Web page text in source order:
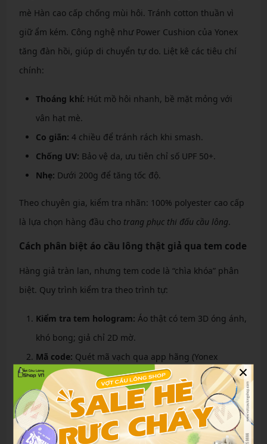
mè Hàn cao cấp chống mùi hôi. Tránh cotton thuần vì
giữ ẩm kém. Công nghệ như Power Cushion của Yonex
tăng đàn hồi, giúp di chuyển tự do. Liệt kê các tiêu chí
chính:
Thoáng khí: Hút mồ hôi nhanh, bề mặt mỏng với
vân hạt mè.
Co giãn: 4 chiều để tránh rách khi smash.
Chống UV: Bảo vệ da, ưu tiên chỉ số UPF 50+.
Nhẹ: Dưới 200g để tăng tốc độ.
Theo chuyên gia, kiểm tra nhãn: 100% polyester cao cấp
là lựa chọn hàng đầu cho trang phục thi đấu cầu lông.
Cách phân biệt áo cầu lông thật giả qua tem code
Hàng giả tràn lan, nhưng tem code là “chìa khóa” phân
biệt. Quy trình kiểm tra theo trình tự:
Kiểm tra tem hologram: Áo thật có tem 3D óng ánh,
khó bong; giả chỉ 2D mờ.
Mã code: Quét mã vạch qua app hãng (Yonex
Sunrise Check), phải khớp series trên nhãn vải và
giấy bảo hành.
Đường may và màu sắc:Thật đều đặn, màu tinh tế;
giả lệch lạc, phai nhanh.
×